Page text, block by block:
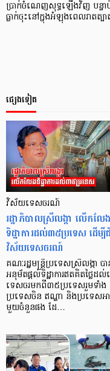
ប្រាក់ចំណេញសុទ្ធឡើងវិញ បន្ទា
ធ្លាក់ចុះនៅក្នុងអំឡុងពេលរាតត្ប
ផ្សេងទៀត
វិស័យទេសចរណ៍
រដ្ឋាភិបាលស្រីលង្កា លើកលែង
ទិដ្ឋាការដល់៣៥ប្រទេស ដើម្
វិស័យទេសចរណ៍
គណៈរដ្ឋមន្ត្រីប្រទេសស្រីលង្កា ប
អនុម័តផ្ដល់ទិដ្ឋាការឥតគិតថ្លៃដល់
ទេសចរមកពី៣៥ប្រទេសរួមទាំង
ប្រទេសចិន ឥណ្ឌា និងប្រទេសអ
មួយចំនួនផង ដែ…